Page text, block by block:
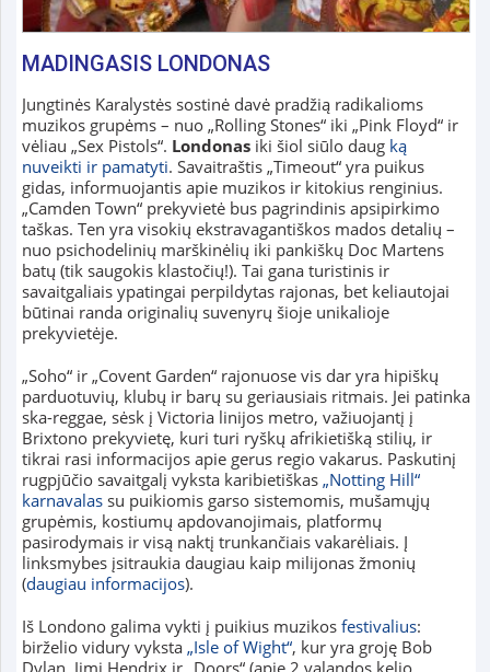
MADINGASIS LONDONAS
Jungtinės Karalystės sostinė davė pradžią radikalioms
muzikos grupėms – nuo „Rolling Stones“ iki „Pink Floyd“ ir
vėliau „Sex Pistols“. Londonasiki šiol siūlo daug ką
nuveikti ir pamatyti. Savaitraštis „Timeout“ yra puikus
gidas, informuojantis apie muzikos ir kitokius renginius.
„Camden Town“ prekyvietė bus pagrindinis apsipirkimo
taškas. Ten yra visokių ekstravagantiškos mados detalių –
nuo psichodelinių marškinėlių iki pankiškų Doc Martens
batų (tik saugokis klastočių!). Tai gana turistinis ir
savaitgaliais ypatingai perpildytas rajonas, bet keliautojai
būtinai randa originalių suvenyrų šioje unikalioje
prekyvietėje.
„Soho“ ir „Covent Garden“ rajonuose vis dar yra hipiškų
parduotuvių, klubų ir barų su geriausiais ritmais. Jei patinka
ska-reggae, sėsk į Victoria linijos metro, važiuojantį į
Brixtono prekyvietę, kuri turi ryškų afrikietišką stilių, ir
tikrai rasi informacijos apie gerus regio vakarus. Paskutinį
rugpjūčio savaitgalį vyksta karibietiškas „Notting Hill“
karnavalassu puikiomis garso sistemomis, mušamųjų
grupėmis, kostiumų apdovanojimais, platformų
pasirodymais ir visą naktį trunkančiais vakarėliais. Į
linksmybes įsitraukia daugiau kaip milijonas žmonių
(daugiau informacijos).
Iš Londono galima vykti į puikius muzikos festivalius:
birželio vidury vyksta „Isle of Wight“, kur yra groję Bob